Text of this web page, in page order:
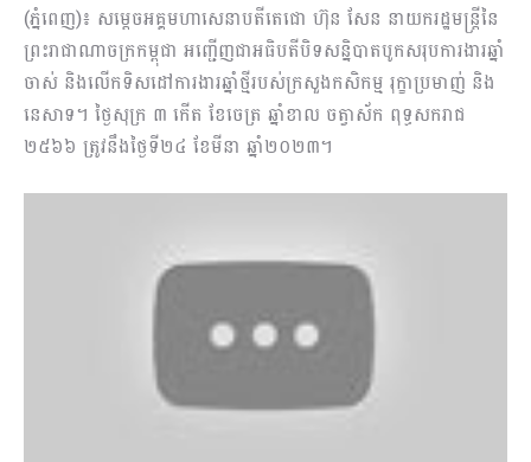
(ភ្នំពេញ)៖ សម្តេចអគ្គមហាសេនាបតីតេជោ ហ៊ុន សែន នាយករដ្ឋមន្ត្រីនៃ
ព្រះរាជាណាចក្រកម្ពុជា អញ្ជើញជាអធិបតីបិទសន្និបាតបូក​សរុប​​​ការងារឆ្នាំ
ចាស់ និងលើកទិសដៅការងារឆ្នាំថ្មីរបស់ក្រសួងកសិកម្ម រុក្ខាប្រមាញ់ និង
នេសាទ។ ថ្ងៃសុក្រ ៣ កើត ខែចេត្រ ឆ្នាំខាល ចត្វាស័ក ពុទ្ធសករាជ
២៥៦៦ ត្រូវនឹងថ្ងៃទី២៤ ខែមីនា ឆ្នាំ២០២៣។